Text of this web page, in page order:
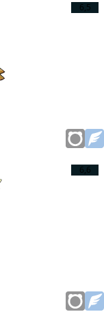
6,5
6,6